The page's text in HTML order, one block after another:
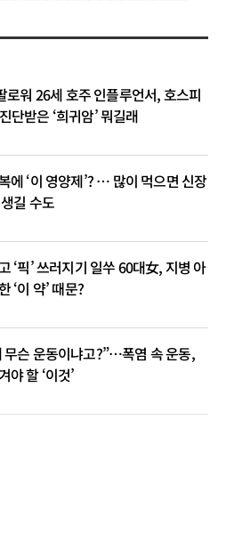
로워 26세 호주 인플루언서, 호스피
단받은 ‘희귀암’ 뭐길래
에 ‘이 영양제’? … 많이 먹으면 신장
길 수도
‘픽’ 쓰러지기 일쑤 60대女, 지병 아
‘이 약’ 때문?
무슨 운동이냐고?”…폭염 속 운동,
야 할 ‘이것’